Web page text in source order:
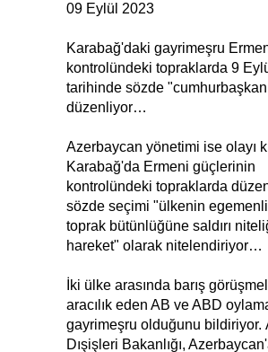
09 Eylül 2023
Karabağ'daki gayrimeşru
kontrolündeki topraklarda 9
tarihinde sözde
düzenliyor…
Azerbaycan yönetimi ise olayı
Karabağ'da Ermeni güçlerinin
kontrolündeki topraklarda
sözde seçimi "ülkenin
toprak bütünlüğüne saldırı
hareket" olarak nitelendiriyor…
İki ülke arasında barış
aracılık eden AB ve ABD
gayrimeşru olduğunu bildiriyor.
Dışişleri Bakanlığı,